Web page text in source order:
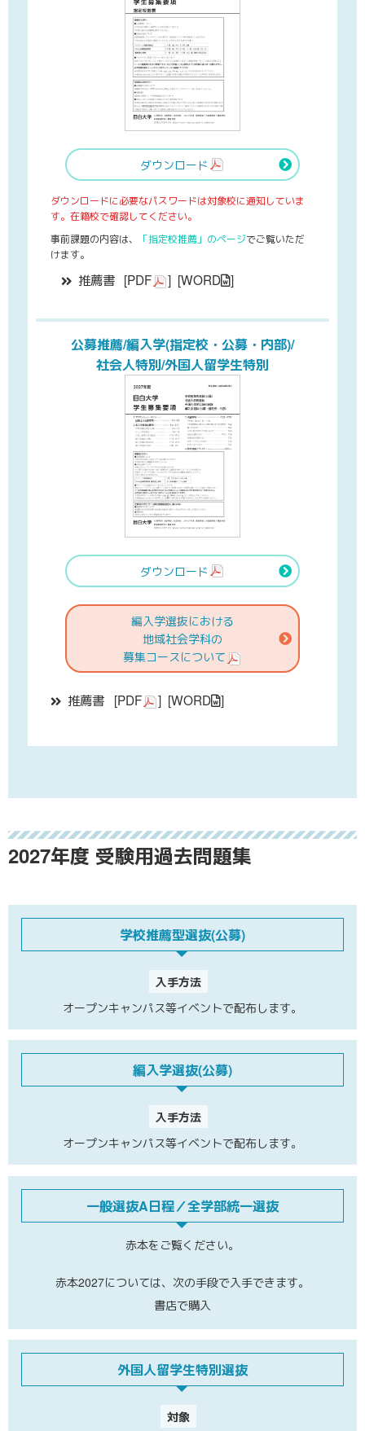
ダウンロード
ダウンロードに必要なパスワードは対象校に通知していま
す。在籍校で確認してください。
事前課題の内容は、
「指定校推薦」のページでご覧いただ
けます。
推薦書 [PDF ] [WORD ]
公募推薦/編入学(指定校・公募・内部)/
社会人特別/外国人留学生特別
ダウンロード
編入学選抜における
地域社会学科の
募集コースについて
推薦書 [PDF ] [WORD ]
2027年度 受験用過去問題集
学校推薦型選抜(公募)
入手方法
オープンキャンパス等イベントで配布します。
編入学選抜(公募)
入手方法
オープンキャンパス等イベントで配布します。
一般選抜A日程／全学部統一選抜
赤本をご覧ください。
赤本2027については、次の手段で入手できます。
書店で購入
外国人留学生特別選抜
対象